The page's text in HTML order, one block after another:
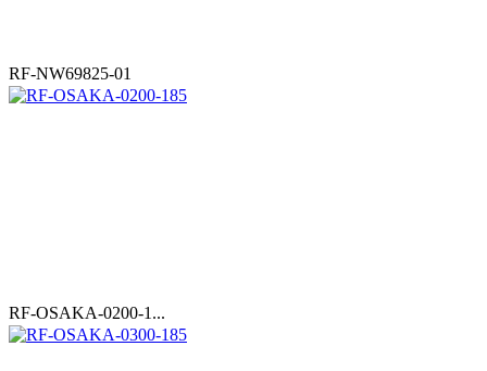
RF-NW69825-01
RF-OSAKA-0200-1...